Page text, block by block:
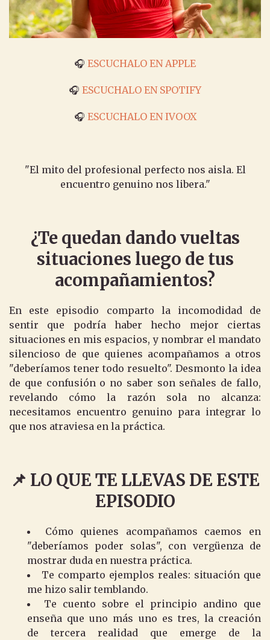
🎧 ESCUCHALO EN APPLE
🎧 ESCUCHALO EN SPOTIFY
🎧 ESCUCHALO EN IVOOX
"El mito del profesional perfecto nos aisla. El
encuentro genuino nos libera."
¿Te quedan dando vueltas
situaciones luego de tus
acompañamientos?
En este episodio comparto la incomodidad de
sentir que podría haber hecho mejor ciertas
situaciones en mis espacios, y nombrar el mandato
silencioso de que quienes acompañamos a otros
"deberíamos tener todo resuelto". Desmonto la idea
de que confusión o no saber son señales de fallo,
revelando cómo la razón sola no alcanza:
necesitamos encuentro genuino para integrar lo
que nos atraviesa en la práctica.
📌 LO QUE TE LLEVAS DE ESTE
EPISODIO
Cómo quienes acompañamos caemos en
"deberíamos poder solas", con vergüenza de
mostrar duda en nuestra práctica.
Te comparto ejemplos reales: situación que
me hizo salir temblando.
Te cuento sobre el principio andino que
enseña que uno más uno es tres, la creación
de tercera realidad que emerge de la